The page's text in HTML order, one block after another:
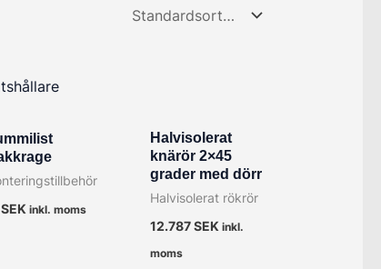
SEK inkl. moms
Halvisolerat
knärör 2×45
grader med dörr
Halvisolerat rökrör
12.787SEK inkl.
moms